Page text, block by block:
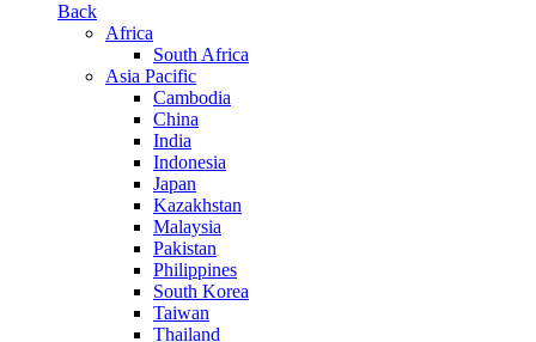
Back
Africa
South Africa
Asia Pacific
Cambodia
China
India
Indonesia
Japan
Kazakhstan
Malaysia
Pakistan
Philippines
South Korea
Taiwan
Thailand